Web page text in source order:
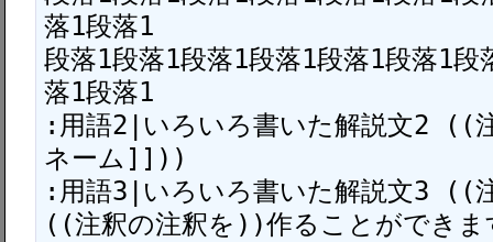
落1段落1
段落1段落1段落1段落1段落1段落1段
落1段落1
:用語2|いろいろ書いた解説文2
ネーム]]))
:用語3|いろいろ書いた解説文3 ((
((注釈の注釈を))作ることができ